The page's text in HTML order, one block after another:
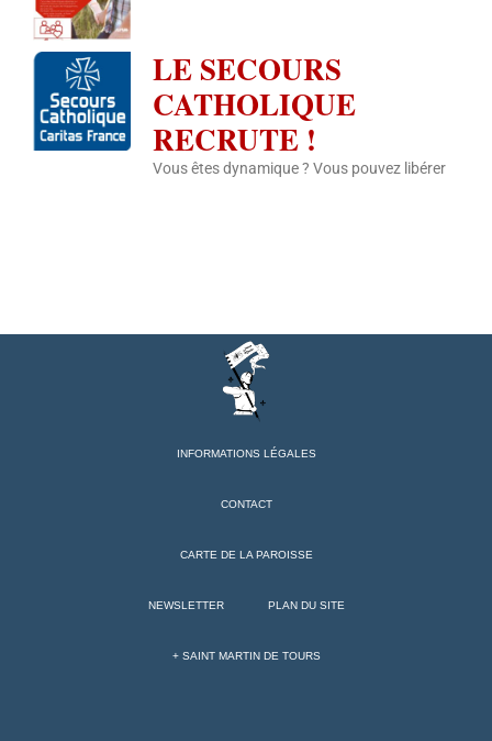
LE SECOURS
CATHOLIQUE
RECRUTE !
Vous êtes dynamique ? Vous pouvez libérer
INFORMATIONS LÉGALES
CONTACT
CARTE DE LA PAROISSE
NEWSLETTER PLAN DU SITE
+ SAINT MARTIN DE TOURS